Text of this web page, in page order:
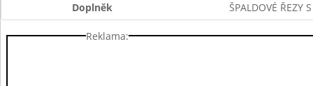
Doplněk
ŠPALDOVÉ ŘEZY
Reklama: